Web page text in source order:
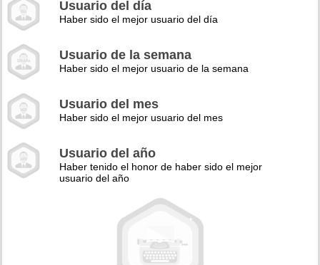
Usuario del día
Haber sido el mejor usuario del día
Usuario de la semana
Haber sido el mejor usuario de la semana
Usuario del mes
Haber sido el mejor usuario del mes
Usuario del año
Haber tenido el honor de haber sido el mejor
usuario del año